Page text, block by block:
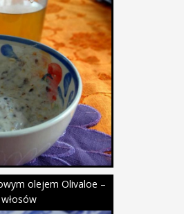
olejem Olivaloe –